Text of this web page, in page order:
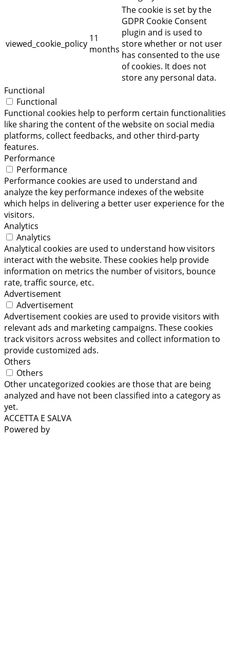
viewed_cookie_policy 11
months
The cookie is set by the
GDPR Cookie Consent
plugin and is used to
store whether or not user
has consented to the use
of cookies. It does not
store any personal data.
Functional
Functional
Functional cookies help to perform certain functionalities
like sharing the content of the website on social media
platforms, collect feedbacks, and other third-party
features.
Performance
Performance
Performance cookies are used to understand and
analyze the key performance indexes of the website
which helps in delivering a better user experience for the
visitors.
Analytics
Analytics
Analytical cookies are used to understand how visitors
interact with the website. These cookies help provide
information on metrics the number of visitors, bounce
rate, traffic source, etc.
Advertisement
Advertisement
Advertisement cookies are used to provide visitors with
relevant ads and marketing campaigns. These cookies
track visitors across websites and collect information to
provide customized ads.
Others
Others
Other uncategorized cookies are those that are being
analyzed and have not been classified into a category as
yet.
ACCETTA E SALVA
Powered by